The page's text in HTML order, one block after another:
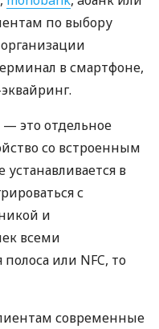
по выбору
в смартфоне,
— это отдельное
со встроенным
в
с
и
всеми
или NFC, то
современные